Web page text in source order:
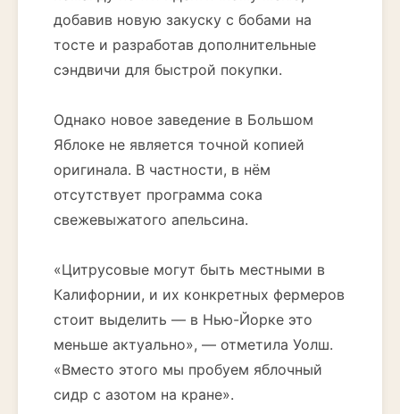
добавив новую закуску с бобами на
тосте и разработав дополнительные
сэндвичи для быстрой покупки.
Однако новое заведение в Большом
Яблоке не является точной копией
оригинала. В частности, в нём
отсутствует программа сока
свежевыжатого апельсина.
«Цитрусовые могут быть местными в
Калифорнии, и их конкретных фермеров
стоит выделить — в Нью-Йорке это
меньше актуально», — отметила Уолш.
«Вместо этого мы пробуем яблочный
сидр с азотом на кране».